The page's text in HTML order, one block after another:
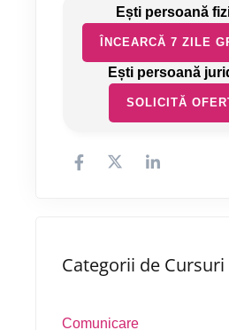
ÎNCEARCĂ 7 ZILE
SOLICITĂ
Categorii de Cursuri
Comunicare